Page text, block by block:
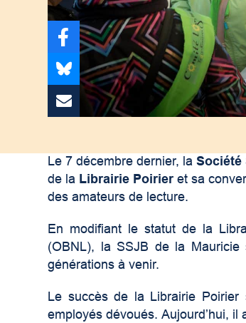
Le 7 décembre dernier, laSociété
de la Librairie Poirier et sa
des amateurs de lecture.
En modifiant le statut de la
(OBNL), la SSJB de la Mauricie
générations à venir.
Le succès de la Librairie Poirier
employés dévoués. Aujourd’hui,